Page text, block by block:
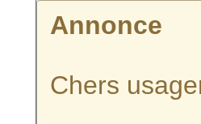
Annonce
Chers